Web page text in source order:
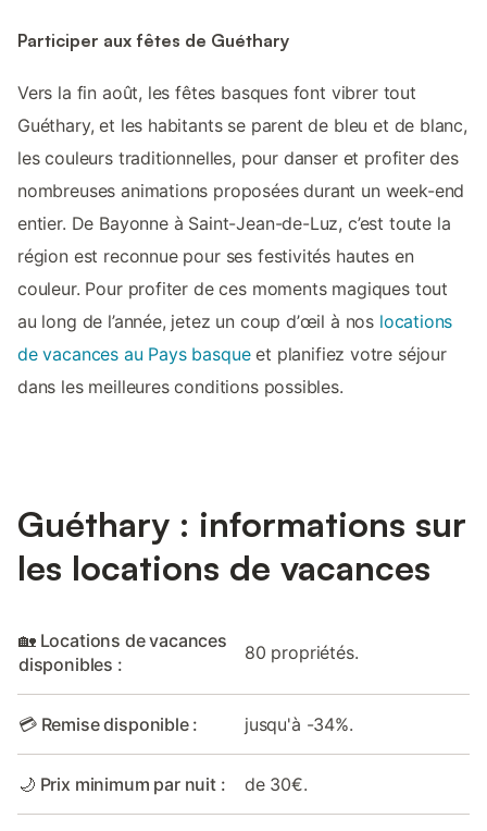
Participer aux fêtes de Guéthary
Vers la fin août, les fêtes basques font vibrer tout
Guéthary, et les habitants se parent de bleu et de blanc,
les couleurs traditionnelles, pour danser et profiter des
nombreuses animations proposées durant un week-end
entier. De Bayonne à Saint-Jean-de-Luz, c’est toute la
région est reconnue pour ses festivités hautes en
couleur. Pour profiter de ces moments magiques tout
au long de l’année, jetez un coup d’œil à nos locations
de vacances au Pays basqueet planifiez votre séjour
dans les meilleures conditions possibles.
Guéthary : informations sur
les locations de vacances
🏡 Locations de vacances
disponibles :
80 propriétés.
💳 Remise disponible : jusqu'à -34%.
🌙 Prix minimum par nuit : de 30€.